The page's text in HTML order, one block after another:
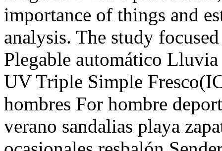
importance of things and
analysis. The study
Plegable automático
UV Triple Simple
hombres For hombre
verano sandalias playa